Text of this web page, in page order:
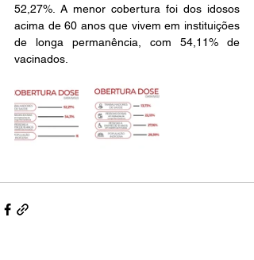
52,27%. A menor cobertura foi dos idosos
acima de 60 anos que vivem em instituições
de longa permanência, com 54,11% de
vacinados.